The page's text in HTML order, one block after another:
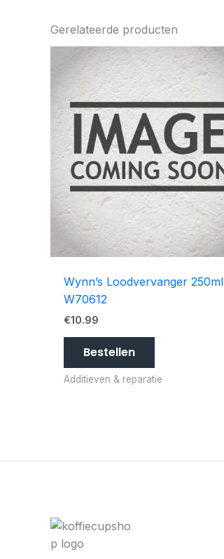
Gerelateerde producten
Wynn’s Loodvervanger 250ml
W70612
€10.99
Bestellen
Additieven & reparatie